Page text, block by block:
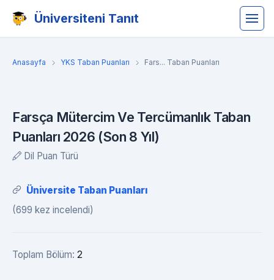
Üniversiteni Tanıt
Anasayfa YKS Taban Puanları Fars... Taban Puanları
Farsça Mütercim Ve Tercümanlık Taban
Puanları 2026 (Son 8 Yıl)
Dil Puan Türü
Üniversite Taban Puanları
(699 kez incelendi)
Toplam Bölüm: 2